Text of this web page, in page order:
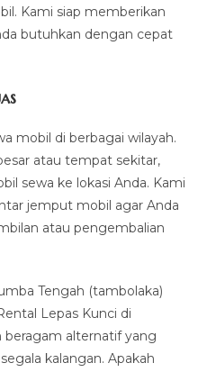
Kami siap memberikan
butuhkan dengan cepat
mobil di berbagai wilayah.
atau tempat sekitar,
sewa ke lokasi Anda. Kami
jemput mobil agar Anda
atau pengembalian
Tengah (tambolaka)
Lepas Kunci di
beragam alternatif yang
kalangan. Apakah